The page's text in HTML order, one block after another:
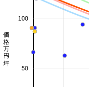
50
100
価格 万円/坪